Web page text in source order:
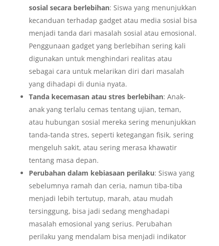
sosial secara berlebihan: Siswa yang menunjukkan
kecanduan terhadap gadget atau media sosial bisa
menjadi tanda dari masalah sosial atau emosional.
Penggunaan gadget yang berlebihan sering kali
digunakan untuk menghindari realitas atau
sebagai cara untuk melarikan diri dari masalah
yang dihadapi di dunia nyata.
Tanda kecemasan atau stres berlebihan: Anak-
anak yang terlalu cemas tentang ujian, teman,
atau hubungan sosial mereka sering menunjukkan
tanda-tanda stres, seperti ketegangan fisik, sering
mengeluh sakit, atau sering merasa khawatir
tentang masa depan.
Perubahan dalam kebiasaan perilaku: Siswa yang
sebelumnya ramah dan ceria, namun tiba-tiba
menjadi lebih tertutup, marah, atau mudah
tersinggung, bisa jadi sedang menghadapi
masalah emosional yang serius. Perubahan
perilaku yang mendalam bisa menjadi indikator